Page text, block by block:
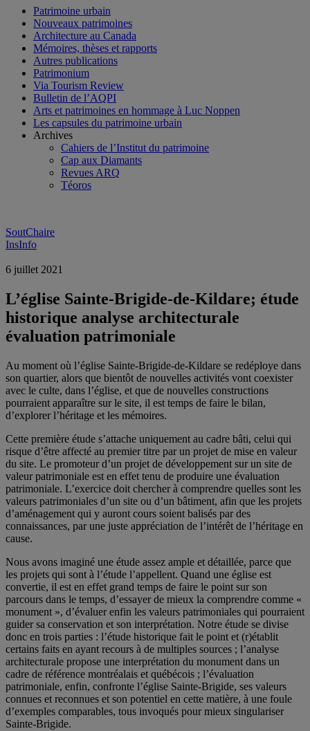
Patrimoine urbain
Nouveaux patrimoines
Architecture au Canada
Mémoires, thèses et rapports
Autres publications
Patrimonium
Via Tourism Review
Bulletin de l’AQPI
Arts et patrimoines en hommage à Luc Noppen
Les capsules du patrimoine urbain
Archives
Cahiers de l’Institut du patrimoine
Cap aux Diamants
Revues ARQ
Téoros
SoutChaire
InsInfo
6 juillet 2021
L’église Sainte-Brigide-de-Kildare; étude
historique analyse architecturale
évaluation patrimoniale
Au moment où l’église Sainte-Brigide-de-Kildare se redéploye dans
son quartier, alors que bientôt de nouvelles activités vont coexister
avec le culte, dans l’église, et que de nouvelles constructions
pourraient apparaître sur le site, il est temps de faire le bilan,
d’explorer l’héritage et les mémoires.
Cette première étude s’attache uniquement au cadre bâti, celui qui
risque d’être affecté au premier titre par un projet de mise en valeur
du site. Le promoteur d’un projet de développement sur un site de
valeur patrimoniale est en effet tenu de produire une évaluation
patrimoniale. L’exercice doit chercher à comprendre quelles sont les
valeurs patrimoniales d’un site ou d’un bâtiment, afin que les projets
d’aménagement qui y auront cours soient balisés par des
connaissances, par une juste appréciation de l’intérêt de l’héritage en
cause.
Nous avons imaginé une étude assez ample et détaillée, parce que
les projets qui sont à l’étude l’appellent. Quand une église est
convertie, il est en effet grand temps de faire le point sur son
parcours dans le temps, d’essayer de mieux la comprendre comme «
monument », d’évaluer enfin les valeurs patrimoniales qui pourraient
guider sa conservation et son interprétation. Notre étude se divise
donc en trois parties : l’étude historique fait le point et (r)établit
certains faits en ayant recours à de multiples sources ; l’analyse
architecturale propose une interprétation du monument dans un
cadre de référence montréalais et québécois ; l’évaluation
patrimoniale, enfin, confronte l’église Sainte-Brigide, ses valeurs
connues et reconnues et son potentiel en cette matière, à une foule
d’exemples comparables, tous invoqués pour mieux singulariser
Sainte-Brigide.